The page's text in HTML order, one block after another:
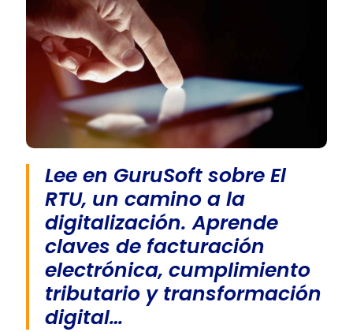
Lee en GuruSoft sobre El
RTU, un camino a la
digitalización. Aprende
claves de facturación
electrónica, cumplimiento
tributario y transformación
digital…